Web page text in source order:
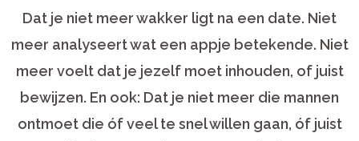
Dat je niet meer wakker ligt na een date. Niet
meer analyseert wat een appje betekende. Niet
meer voelt dat je jezelf moet inhouden, of juist
bewijzen. En ook: Dat je niet meer die mannen
ontmoet die óf veel te snel willen gaan, óf juist